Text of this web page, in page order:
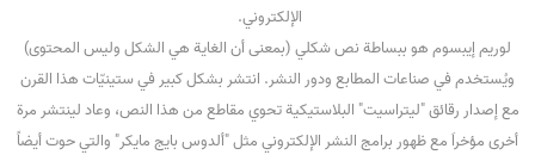
الإلكتروني.
لوريم إيبسوم هو ببساطة نص شكلي (بمعنى أن الغاية هي الشكل وليس المحتوى)
ويُستخدم في صناعات المطابع ودور النشر. انتشر بشكل كبير في ستينيّات هذا القرن
مع إصدار رقائق "ليتراسيت" البلاستيكية تحوي مقاطع من هذا النص، وعاد لينتشر مرة
أخرى مؤخراَ مع ظهور برامج النشر الإلكتروني مثل "ألدوس بايج مايكر" والتي حوت أيضاً